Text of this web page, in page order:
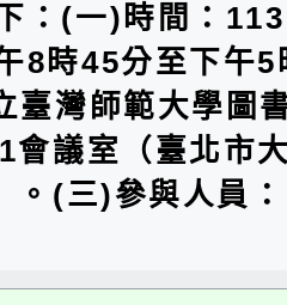
：(一)時間：
8時45分至下午
臺灣師範大學圖
會議室（臺北市
。(三)參與人員